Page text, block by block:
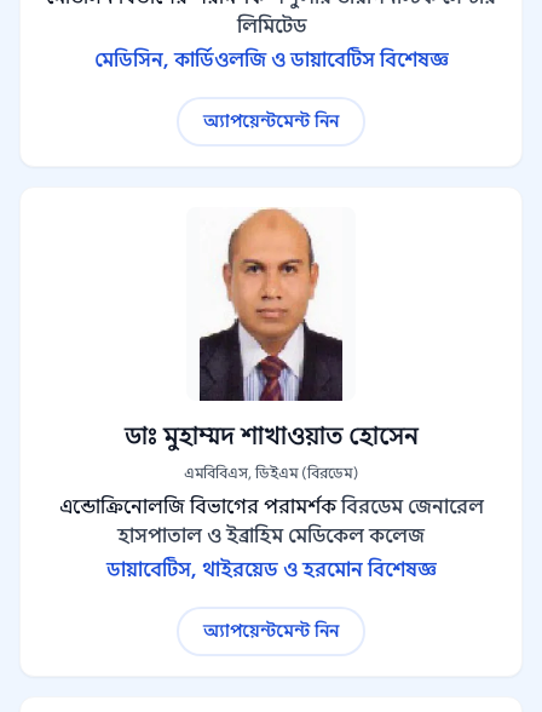
লিমিটেড
মেডিসিন, কার্ডিওলজি ও ডায়াবেটিস বিশেষজ্ঞ
অ্যাপয়েন্টমেন্ট নিন
ডাঃ মুহাম্মদ শাখাওয়াত হোসেন
এমবিবিএস, ডিইএম (বিরডেম)
এন্ডোক্রিনোলজি বিভাগের পরামর্শক বিরডেম জেনারেল
হাসপাতাল ও ইব্রাহিম মেডিকেল কলেজ
ডায়াবেটিস, থাইরয়েড ও হরমোন বিশেষজ্ঞ
অ্যাপয়েন্টমেন্ট নিন